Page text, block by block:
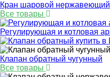
Кран шаровой нержавеющий
Все товары
Регулирующая и котловая
Клапан обратный чугунный
Все товары